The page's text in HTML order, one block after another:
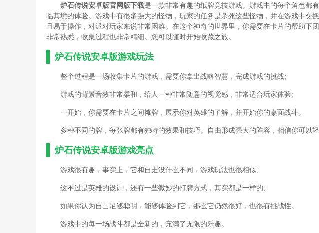
炉石传说安卓版官网版下载是一款非常有趣的纸牌竞技游戏。游戏中的每个角色都
临其境的体验。游戏中有很多强大的怪物，玩家的任务是杀死这些怪物，并在游戏中交
且易于操作，对派对玩家来说非常困难。在这个神奇的世界里，你需要在卡片的帮助下
非常熟悉，收集过程也非常精细。您可以随时开始收藏之旅。
炉石传说安卓版游戏玩法
整个过程是一场收集卡片的游戏，需要你拿出战略智慧，完成游戏的挑战;
游戏的背景音效非常柔和，给人一种非常随意的视觉感，非常适合玩家体验;
一开始，你需要在卡片之间摊牌，展示你对英雄的了解，并开始你的桌面战斗。
多种不同的牌，每张牌都有独特的效果和技巧。自由形成强大的阵容，相信你可以轻
炉石传说安卓版游戏亮点
游戏很有趣，事实上，它和自走没什么不同，游戏玩法也很相似;
这不过是英雄的设计，还有一些微妙的打牌方式，其实都是一样的;
如果你认为自己足够聪明，能够体验到它，那么它仍然很好，也很有挑战性。
游戏中的每一场战斗都是全新的，充满了无限的乐趣。